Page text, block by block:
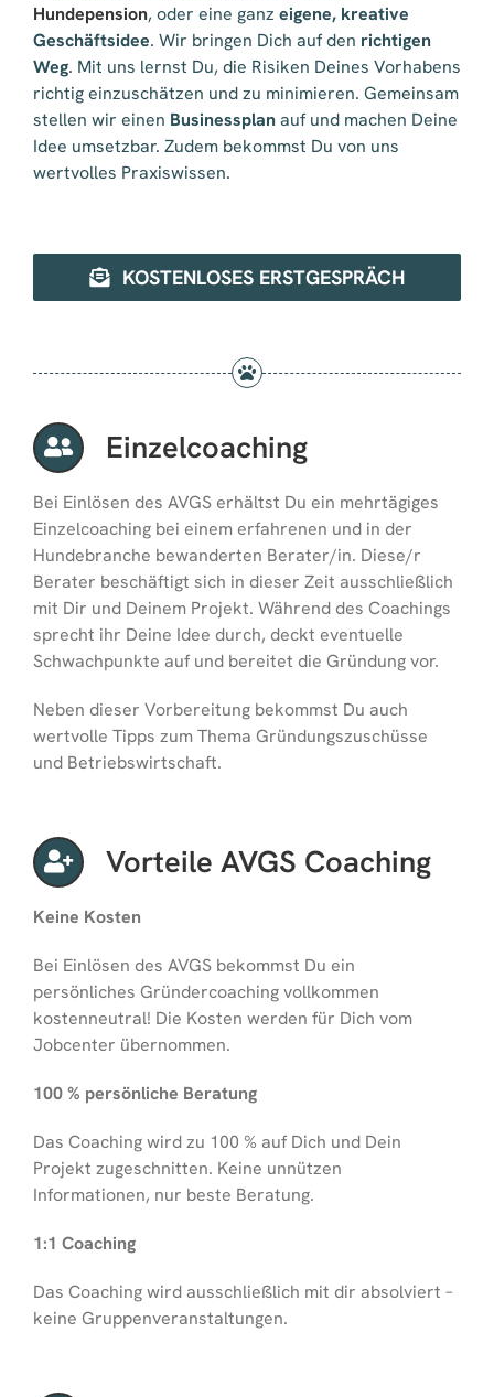
Hundepension, oder eine ganz eigene, kreative
Geschäftsidee. Wir bringen Dich auf den richtigen
Weg. Mit uns lernst Du, die Risiken Deines Vorhabens
richtig einzuschätzen und zu minimieren. Gemeinsam
stellen wir einen Businessplanauf und machen Deine
Idee umsetzbar. Zudem bekommst Du von uns
wertvolles Praxiswissen.
KOSTENLOSES ERSTGESPRÄCH
Einzelcoaching
Bei Einlösen des AVGS erhältst Du ein mehrtägiges
Einzelcoaching bei einem erfahrenen und in der
Hundebranche bewanderten Berater/in. Diese/r
Berater beschäftigt sich in dieser Zeit ausschließlich
mit Dir und Deinem Projekt. Während des Coachings
sprecht ihr Deine Idee durch, deckt eventuelle
Schwachpunkte auf und bereitet die Gründung vor.
Neben dieser Vorbereitung bekommst Du auch
wertvolle Tipps zum Thema Gründungszuschüsse
und Betriebswirtschaft.
Vorteile AVGS Coaching
Keine Kosten
Bei Einlösen des AVGS bekommst Du ein
persönliches Gründercoaching vollkommen
kostenneutral! Die Kosten werden für Dich vom
Jobcenter übernommen.
100 % persönliche Beratung
Das Coaching wird zu 100 % auf Dich und Dein
Projekt zugeschnitten. Keine unnützen
Informationen, nur beste Beratung.
1:1 Coaching
Das Coaching wird ausschließlich mit dir absolviert –
keine Gruppenveranstaltungen.